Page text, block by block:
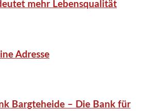
mehr Lebensqualität
Adresse
Bargteheide – Die Bank für